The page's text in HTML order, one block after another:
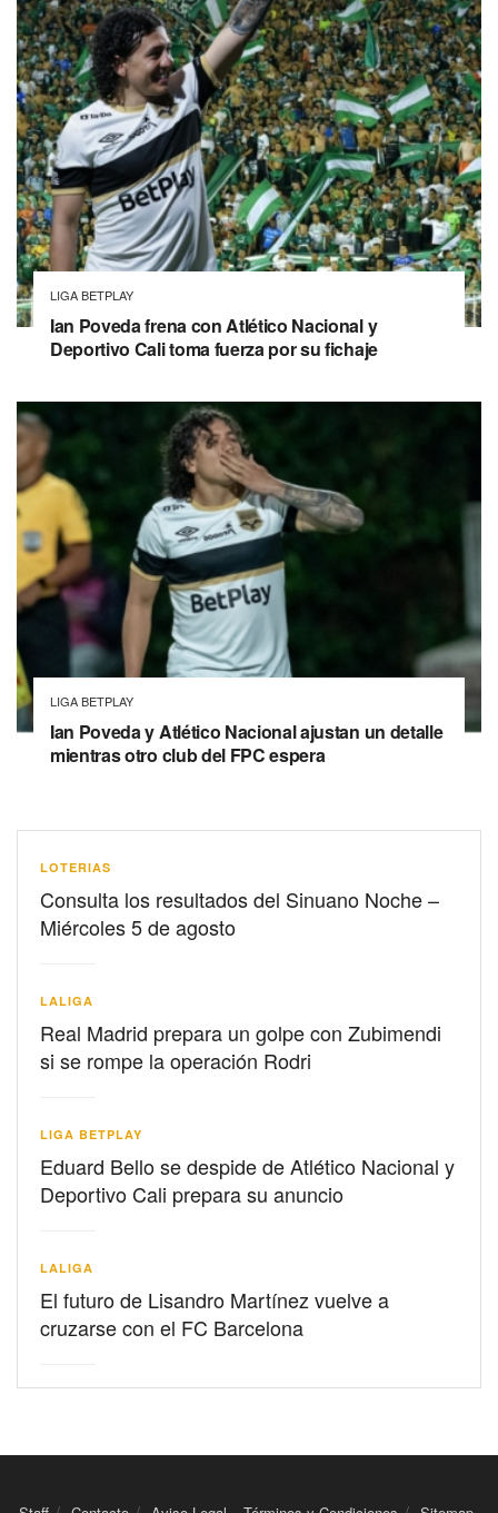
LIGA BETPLAY
Ian Poveda frena con Atlético Nacional y
Deportivo Cali toma fuerza por su fichaje
LIGA BETPLAY
Ian Poveda y Atlético Nacional ajustan un detalle
mientras otro club del FPC espera
LOTERIAS
Consulta los resultados del Sinuano Noche –
Miércoles 5 de agosto
LALIGA
Real Madrid prepara un golpe con Zubimendi
si se rompe la operación Rodri
LIGA BETPLAY
Eduard Bello se despide de Atlético Nacional y
Deportivo Cali prepara su anuncio
LALIGA
El futuro de Lisandro Martínez vuelve a
cruzarse con el FC Barcelona